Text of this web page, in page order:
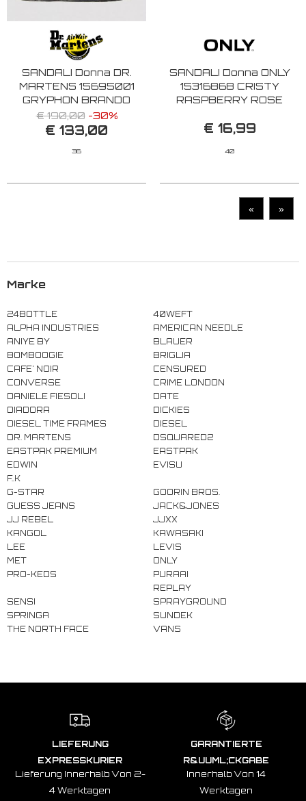
SANDALI Donna DR.
MARTENS 15695001
GRYPHON BRANDO
BLACK
€ 190,00 -30%
€ 133,00
36
SANDALI Donna ONLY
15316868 CRISTY
RASPBERRY ROSE
€ 16,99
40
« »
Marke
24BOTTLE
40WEFT
ALPHA INDUSTRIES
AMERICAN NEEDLE
ANIYE BY
BLAUER
BOMBOOGIE
BRIGLIA
CAFE' NOIR
CENSURED
CONVERSE
CRIME LONDON
DANIELE FIESOLI
DATE
DIADORA
DICKIES
DIESEL TIME FRAMES
DIESEL
DR. MARTENS
DSQUARED2
EASTPAK PREMIUM
EASTPAK
EDWIN
EVISU
F..K
G-STAR
GOORIN BROS.
GUESS JEANS
JACK&JONES
JJ REBEL
JJXX
KANGOL
KAWASAKI
LEE
LEVIS
MET
ONLY
PRO-KEDS
PURAAI
REPLAY
SENSI
SPRAYGROUND
SPRINGA
SUNDEK
THE NORTH FACE
VANS
LIEFERUNG
EXPRESSKURIER
Lieferung Innerhalb Von 2-
4 Werktagen
GARANTIERTE
R&UUML;CKGABE
Innerhalb Von 14
Werktagen